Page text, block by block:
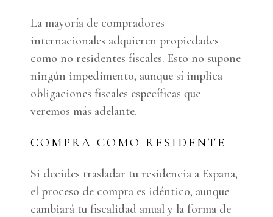
La mayoría de compradores
internacionales adquieren propiedades
como no residentes fiscales. Esto no supone
ningún impedimento, aunque sí implica
obligaciones fiscales específicas que
veremos más adelante.
COMPRA COMO RESIDENTE
Si decides trasladar tu residencia a España,
el proceso de compra es idéntico, aunque
cambiará tu fiscalidad anual y la forma de